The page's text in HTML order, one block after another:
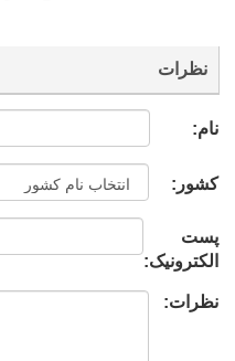
نظرات
نام:
کشور:
پست
الکترونیک:
نظرات: